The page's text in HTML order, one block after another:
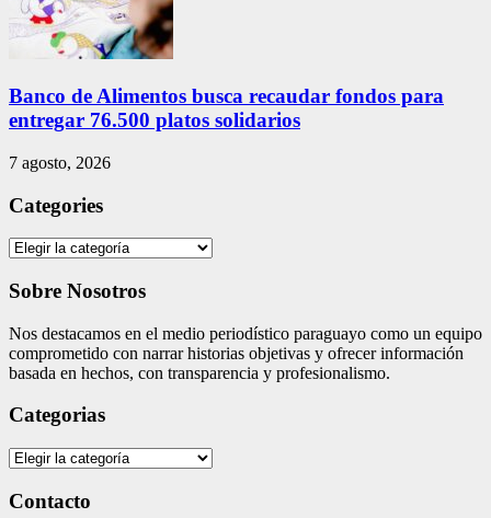
Banco de Alimentos busca recaudar fondos para
entregar 76.500 platos solidarios
7 agosto, 2026
Categories
Categories
Sobre Nosotros
Nos destacamos en el medio periodístico paraguayo como un equipo
comprometido con narrar historias objetivas y ofrecer información
basada en hechos, con transparencia y profesionalismo.
Categorias
Categorias
Contacto